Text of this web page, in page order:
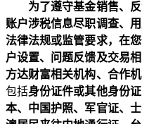
为了遵守基金销售、
账户涉税信息尽职调查、
法律法规或监管要求，在
户设置、问题反馈及交易
方达财富相关机构、合作
包括身份证件或其他身份
本、中国护照、军官证、